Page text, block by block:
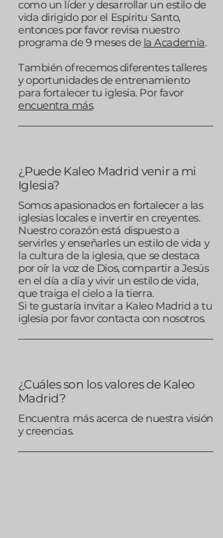
como un líder y desarrollar un estilo de
vida dirigido por el Espíritu Santo,
entonces por favor revisa nuestro
programa de 9 meses de laAcademia.
También ofrecemos diferentes talleres
y oportunidades de entrenamiento
para fortalecer tu iglesia. Por favor
encuentra más.
¿Puede Kaleo Madrid venir a mi
Iglesia?
Somos apasionados en fortalecer a las
iglesias locales e invertir en creyentes.
Nuestro corazón está dispuesto a
servirles y enseñarles un estilo de vida y
la cultura de la iglesia, que se destaca
por oír la voz de Dios, compartir a Jesús
en el día a día y vivir un estilo de vida,
que traiga el cielo a la tierra.
Si te gustaría invitar a Kaleo Madrid a tu
iglesia por favorcontacta con nosotros.
¿Cuáles son los valores de Kaleo
Madrid?
Encuentra más acerca de nuestra visión
y creencias.